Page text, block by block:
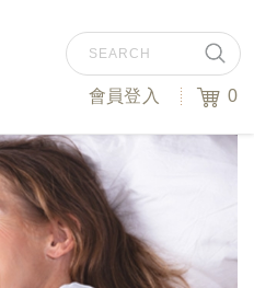
會員登入 0